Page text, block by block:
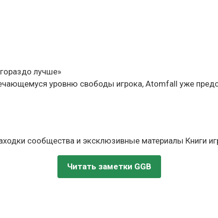
лучше»
уровню свободы игрока, Atomfall уже
сообщества и эксклюзивные материалы Книги
Читать заметки GGB